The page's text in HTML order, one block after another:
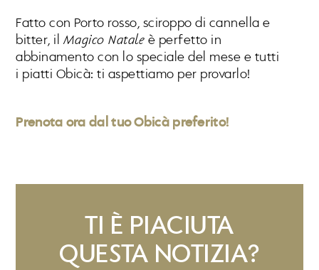
Fatto con Porto rosso, sciroppo di cannella e
bitter, il Magico Natale è perfetto in
abbinamento con lo speciale del mese e tutti
i piatti Obicà: ti aspettiamo per provarlo!
Prenota ora dal tuo Obicà preferito!
TI È PIACIUTA
QUESTA NOTIZIA?